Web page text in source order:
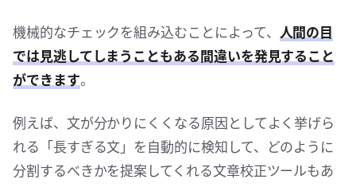
機械的なチェックを組み込むことによって、 人間の目
では見逃してしまうこともある間違いを発見すること
ができます。
例えば、文が分かりにくくなる原因としてよく挙げら
れる「長すぎる文」を自動的に検知して、どのように
分割するべきかを提案してくれる文章校正ツールもあ